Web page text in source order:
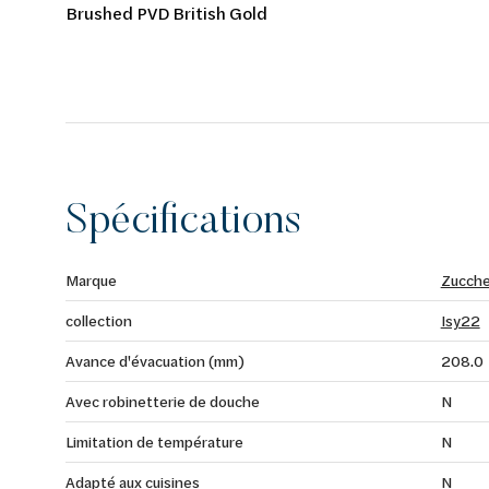
Brushed PVD British Gold
Spécifications
Marque
collection
Isy22
Avance d'évacuation (mm)
208.0
Avec robinetterie de douche
N
Limitation de température
N
Adapté aux cuisines
N